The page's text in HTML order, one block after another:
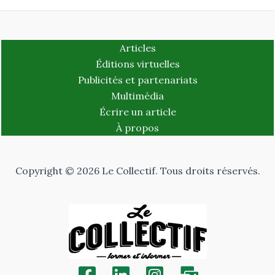
Articles
Éditions virtuelles
Publicités et partenariats
Multimédia
Écrire un article
À propos
Copyright © 2026 Le Collectif. Tous droits réservés.